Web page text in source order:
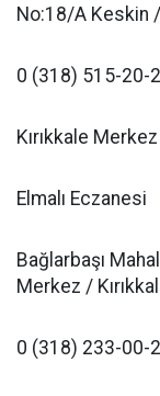
No:18/A Keskin /
0 (318) 515-20-
Kırıkkale Merkez
Elmalı Eczanesi
Bağlarbaşı
Merkez /
0 (318) 233-00-